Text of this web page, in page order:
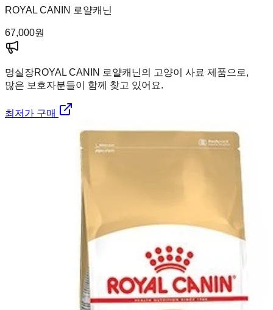
ROYAL CANIN 로얄캐닌
67,000원
멍실장ROYAL CANIN 로얄캐닌의 고양이 사료 제품으로,
많은 보호자분들이 함께 찾고 있어요.
최저가 구매